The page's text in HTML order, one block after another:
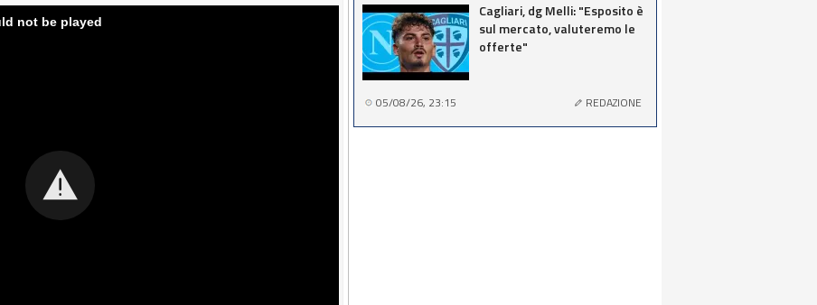
Cagliari, dg Melli: "Esposito è
sul mercato, valuteremo le
offerte"
05/08/26, 23:15 REDAZIONE